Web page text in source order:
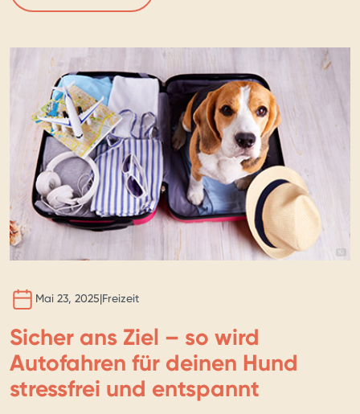
Mai 23, 2025|Freizeit
Sicher ans Ziel – so wird
Autofahren für deinen Hund
stressfrei und entspannt